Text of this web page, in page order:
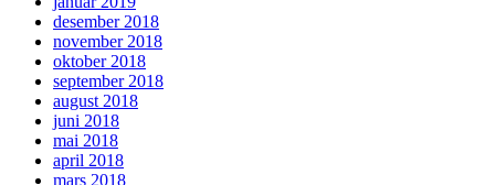
desember 2018
november 2018
oktober 2018
september 2018
august 2018
juni 2018
mai 2018
april 2018
mars 2018